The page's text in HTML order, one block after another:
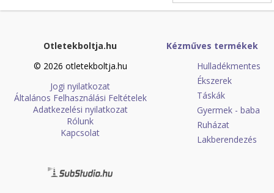
Otletekboltja.hu
© 2026 otletekboltja.hu
Jogi nyilatkozat
Általános Felhasználási Feltételek
Adatkezelési nyilatkozat
Rólunk
Kapcsolat
Kézműves termékek
Hulladékmentes
Ékszerek
Táskák
Gyermek - baba
Ruházat
Lakberendezés